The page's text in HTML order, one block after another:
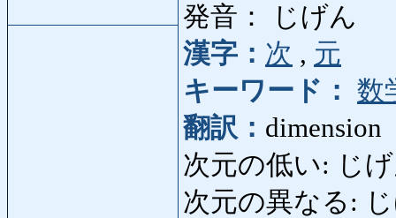
発音： じげん
漢字： 次 , 元
キーワード： 数
翻訳： dimension
次元の低い: じ
次元の異なる: